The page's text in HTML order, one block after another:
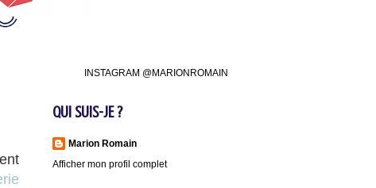
INSTAGRAM @MARIONROMAIN
QUI SUIS-JE ?
Marion Romain
Afficher mon profil complet